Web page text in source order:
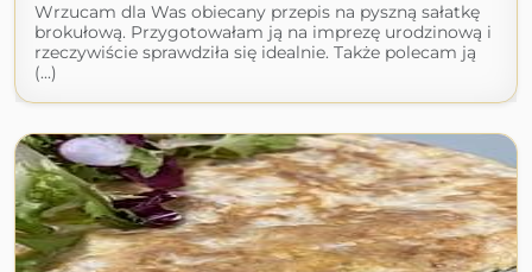
Wrzucam dla Was obiecany przepis na pyszną sałatkę
brokułową. Przygotowałam ją na imprezę urodzinową i
rzeczywiście sprawdziła się idealnie. Także polecam ją
(...)